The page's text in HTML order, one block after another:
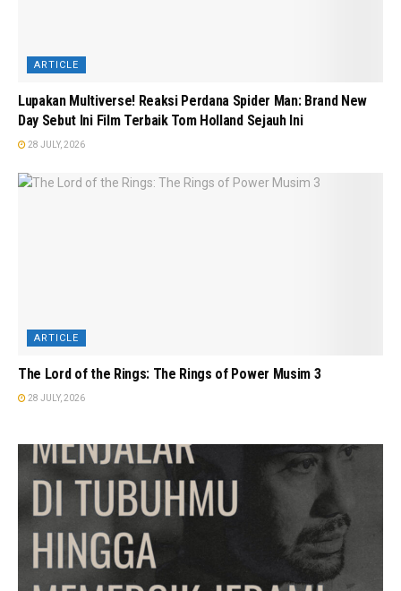
ARTICLE
Lupakan Multiverse! Reaksi Perdana Spider Man: Brand New
Day Sebut Ini Film Terbaik Tom Holland Sejauh Ini
28 JULY, 2026
ARTICLE
The Lord of the Rings: The Rings of Power Musim 3
28 JULY, 2026